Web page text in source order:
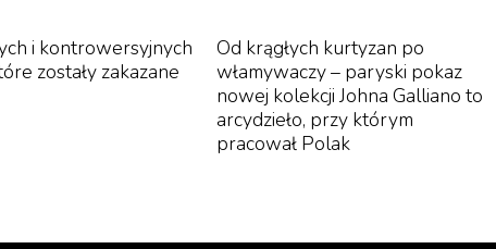
Klimta została sprzedana za rekordową kwotę 85 mln
aukcji.
i kontrowersyjnych
zostały zakazane
Od krągłych kurtyzan po
włamywaczy – paryski pokaz
nowej kolekcji Johna Galliano to
arcydzieło, przy którym
pracował Polak